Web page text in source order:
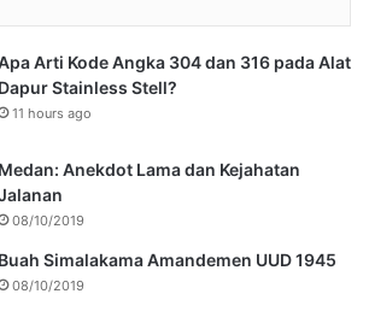
Arti Kode Angka 304 dan 316 pada Alat
Dapur Stainless Stell?
11 hours ago
Medan: Anekdot Lama dan Kejahatan
08/10/2019
Buah Simalakama Amandemen UUD 1945
08/10/2019